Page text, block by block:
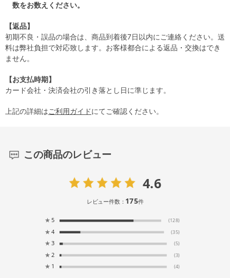
数をお数えください。
【返品】
初期不良・誤品の場合は、商品到着後7日以内にご連絡ください。送
料は弊社負担で対応致します。お客様都合による返品・交換はでき
ません。
【お支払時期】
カード会社・決済会社の引き落とし日に準じます。
上記の詳細はご利用ガイドにてご確認ください。
この商品のレビュー
4.6
レビュー件数： 175件
★ 5 (128)
★ 4 (35)
★ 3 (5)
★ 2 (3)
★ 1 (4)